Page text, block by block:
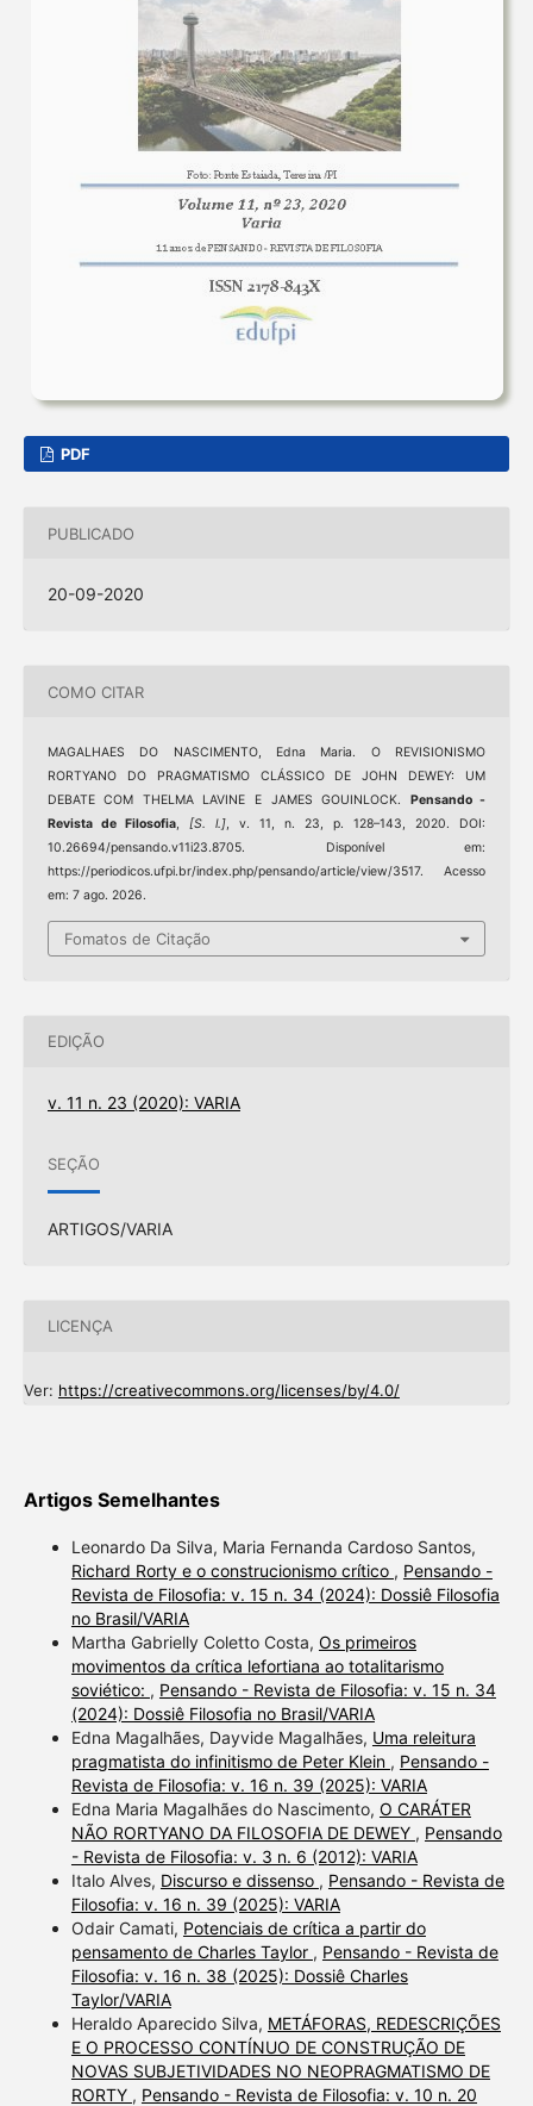
PDF
PUBLICADO
20-09-2020
COMO CITAR
MAGALHAES DO NASCIMENTO, Edna Maria. O REVISIONISMO
RORTYANO DO PRAGMATISMO CLÁSSICO DE JOHN DEWEY: UM
DEBATE COM THELMA LAVINE E JAMES GOUINLOCK. Pensando -
Revista de Filosofia,[S. l.], v. 11, n. 23, p. 128–143, 2020. DOI:
10.26694/pensando.v11i23.8705. Disponível em:
https://periodicos.ufpi.br/index.php/pensando/article/view/3517. Acesso
em: 7 ago. 2026.
Fomatos de Citação
EDIÇÃO
v. 11 n. 23 (2020): VARIA
SEÇÃO
ARTIGOS/VARIA
LICENÇA
Ver: https://creativecommons.org/licenses/by/4.0/
Artigos Semelhantes
Leonardo Da Silva, Maria Fernanda Cardoso Santos,
Richard Rorty e o construcionismo crítico , Pensando -
Revista de Filosofia: v. 15 n. 34 (2024): Dossiê Filosofia
no Brasil/VARIA
Martha Gabrielly Coletto Costa, Os primeiros
movimentos da crítica lefortiana ao totalitarismo
soviético: , Pensando - Revista de Filosofia: v. 15 n. 34
(2024): Dossiê Filosofia no Brasil/VARIA
Edna Magalhães, Dayvide Magalhães, Uma releitura
pragmatista do infinitismo de Peter Klein , Pensando -
Revista de Filosofia: v. 16 n. 39 (2025): VARIA
Edna Maria Magalhães do Nascimento, O CARÁTER
NÃO RORTYANO DA FILOSOFIA DE DEWEY , Pensando
- Revista de Filosofia: v. 3 n. 6 (2012): VARIA
Italo Alves, Discurso e dissenso , Pensando - Revista de
Filosofia: v. 16 n. 39 (2025): VARIA
Odair Camati, Potenciais de crítica a partir do
pensamento de Charles Taylor , Pensando - Revista de
Filosofia: v. 16 n. 38 (2025): Dossiê Charles
Taylor/VARIA
Heraldo Aparecido Silva, METÁFORAS, REDESCRIÇÕES
E O PROCESSO CONTÍNUO DE CONSTRUÇÃO DE
NOVAS SUBJETIVIDADES NO NEOPRAGMATISMO DE
RORTY , Pensando - Revista de Filosofia: v. 10 n. 20